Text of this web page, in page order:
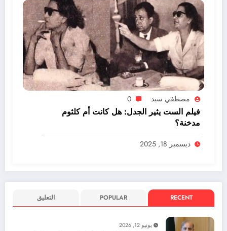
مصطفي سيد 0
فيلم الست يثير الجدل: هل كانت أم كلثوم
مدخنة؟
ديسمبر 18, 2025
RECENT
POPULAR التعليق
يونيو 12, 2026